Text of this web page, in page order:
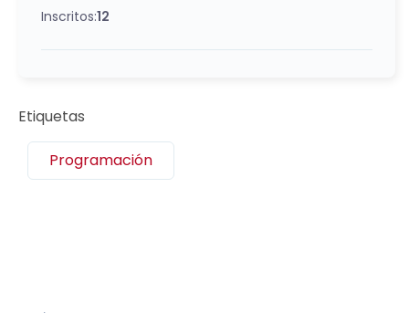
Inscritos:12
Etiquetas
Programación